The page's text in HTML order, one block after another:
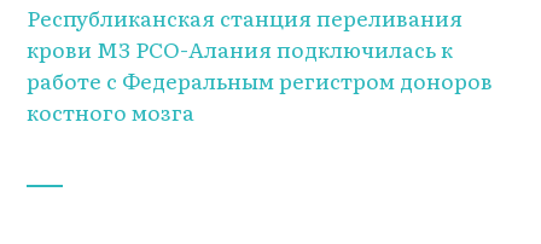
Республиканская станция переливания
крови МЗ РСО-Алания подключилась к
работе с Федеральным регистром доноров
костного мозга